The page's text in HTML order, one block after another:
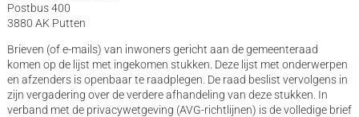
Postbus 400
3880 AK Putten
Brieven (of e-mails) van inwoners gericht aan de gemeenteraad
komen op de lijst met ingekomen stukken. Deze lijst met onderwerpen
en afzenders is openbaar te raadplegen. De raad beslist vervolgens in
zijn vergadering over de verdere afhandeling van deze stukken. In
verband met de privacywetgeving (AVG-richtlijnen) is de volledige brief